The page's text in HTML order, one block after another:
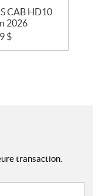
CAB HD10
2026
$
transaction.